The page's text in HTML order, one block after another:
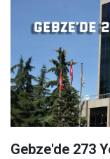
Gebze'de 273